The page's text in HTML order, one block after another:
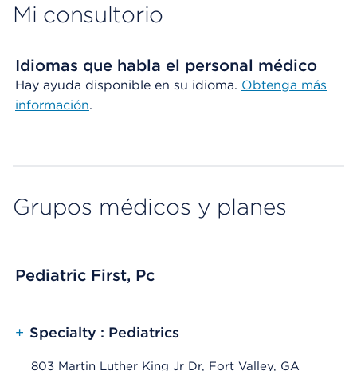
Mi consultorio
Idiomas que habla el personal médico
Hay ayuda disponible en su idioma. Obtenga más
información.
Grupos médicos y planes
Pediatric First, Pc
+ Specialty : Pediatrics
803 Martin Luther King Jr Dr, Fort Valley, GA